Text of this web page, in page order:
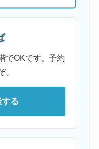
でOKです。予約
。
る